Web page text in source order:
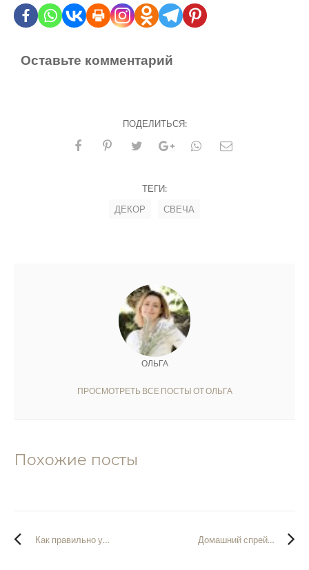
Оставьте комментарий
ПОДЕЛИТЬСЯ:
ТЕГИ:
ДЕКОР
СВЕЧА
ОЛЬГА
ПРОСМОТРЕТЬ ВСЕ ПОСТЫ ОТ ОЛЬГА
Похожие посты
Домашний спрей для укладки с эффектом “пляжных волос”
Как правильно умываться: принцип и три домашних средства